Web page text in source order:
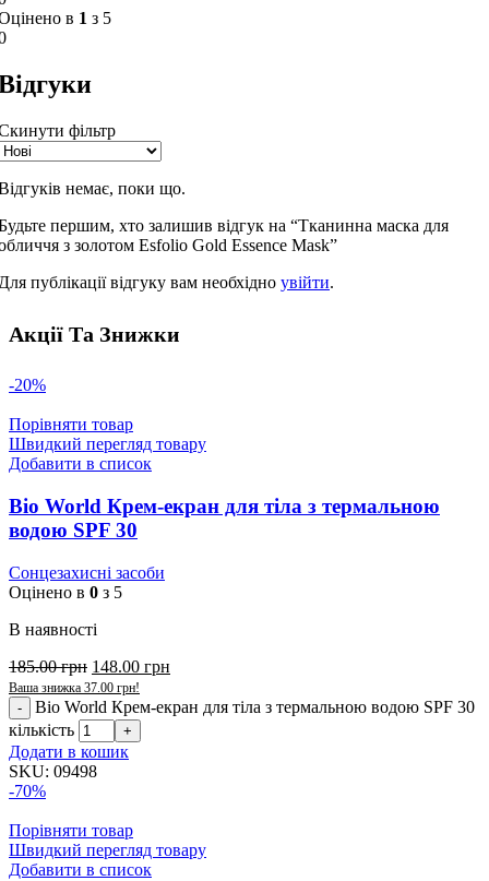
в 1 з 5
фільтр
немає, поки що.
першим, хто залишив відгук на “Тканинна маска для
з золотом Esfolio Gold Essence Mask”
публікації відгуку вам необхідно увійти.
Акції Та Знижки
-20%
Порівняти товар
Швидкий перегляд товару
Добавити в список
Bio World Крем-екран для тіла з термальною
водою SPF 30
Сонцезахисні засоби
Оцінено в 0 з 5
В наявності
185.00грн 148.00 грн
Ваша знижка 37.00 грн!
Bio World Крем-екран для тіла з термальною водою SPF 30
кількість
Додати в кошик
SKU: 09498
-70%
Порівняти товар
Швидкий перегляд товару
Добавити в список